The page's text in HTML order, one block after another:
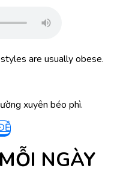
are usually obese.
xuyên béo phì.
NGÀY